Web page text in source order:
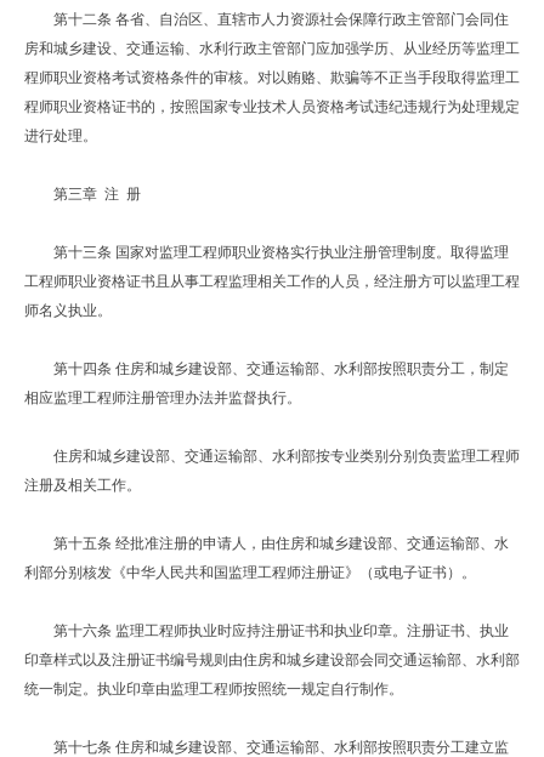
第十二条 各省、自治区、直辖市人力资源社会保障行政主管部门会同住
房和城乡建设、交通运输、水利行政主管部门应加强学历、从业经历等监理工
程师职业资格考试资格条件的审核。对以贿赂、欺骗等不正当手段取得监理工
程师职业资格证书的，按照国家专业技术人员资格考试违纪违规行为处理规定
进行处理。
第三章 注 册
第十三条 国家对监理工程师职业资格实行执业注册管理制度。取得监理
工程师职业资格证书且从事工程监理相关工作的人员，经注册方可以监理工程
师名义执业。
第十四条 住房和城乡建设部、交通运输部、水利部按照职责分工，制定
相应监理工程师注册管理办法并监督执行。
住房和城乡建设部、交通运输部、水利部按专业类别分别负责监理工程师
注册及相关工作。
第十五条 经批准注册的申请人，由住房和城乡建设部、交通运输部、水
利部分别核发《中华人民共和国监理工程师注册证》（或电子证书）。
第十六条 监理工程师执业时应持注册证书和执业印章。注册证书、执业
印章样式以及注册证书编号规则由住房和城乡建设部会同交通运输部、水利部
统一制定。执业印章由监理工程师按照统一规定自行制作。
第十七条 住房和城乡建设部、交通运输部、水利部按照职责分工建立监